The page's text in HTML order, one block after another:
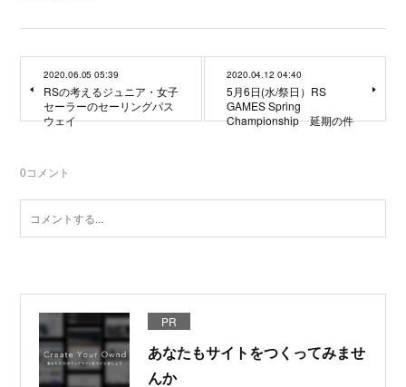
2020.06.05 05:39
RSの考えるジュニア・女子
セーラーのセーリングパス
ウェイ
2020.04.12 04:40
5月6日(水/祭日）RS
GAMES Spring
Championship 延期の件
0コメント
PR
あなたもサイトをつくってみませ
んか